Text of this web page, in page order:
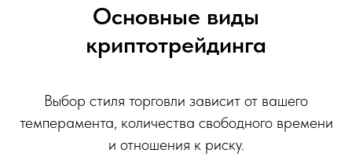
Основные виды
криптотрейдинга
Выбор стиля торговли зависит от вашего
темперамента, количества свободного времени
и отношения к риску.